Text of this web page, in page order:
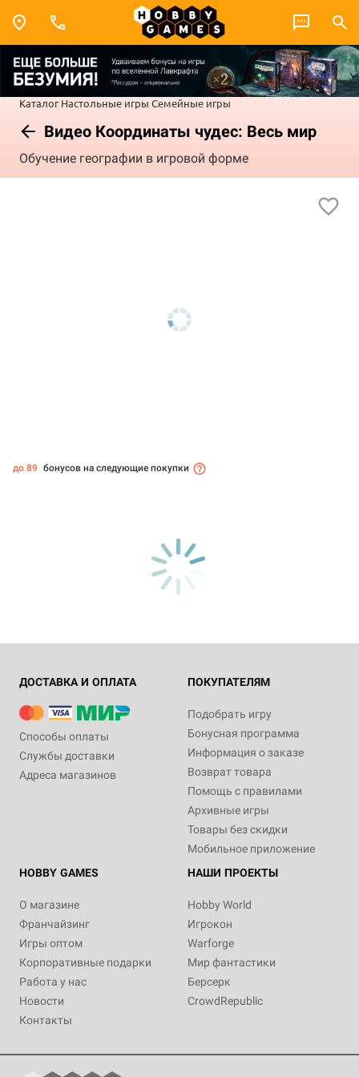
Каталог Настольные игры Семейные игры
Видео Координаты чудес: Весь мир
Обучение географии в игровой форме
до 89 бонусов на следующие покупки
ДОСТАВКА И ОПЛАТА
Способы оплаты
Службы доставки
Адреса магазинов
ПОКУПАТЕЛЯМ
Подобрать игру
Бонусная программа
Информация о заказе
Возврат товара
Помощь с правилами
Архивные игры
Товары без скидки
Мобильное приложение
HOBBY GAMES
О магазине
Франчайзинг
Игры оптом
Корпоративные подарки
Работа у нас
Новости
Контакты
НАШИ ПРОЕКТЫ
Hobby World
Игрокон
Warforge
Мир фантастики
Берсерк
CrowdRepublic